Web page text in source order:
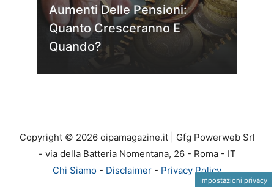
Aumenti Delle Pensioni:
Quanto Cresceranno E
Quando?
Copyright © 2026 oipamagazine.it | Gfg Powerweb Srl
- via della Batteria Nomentana, 26 - Roma - IT
Chi Siamo - Disclaimer - Privacy Policy
Impostazioni privacy